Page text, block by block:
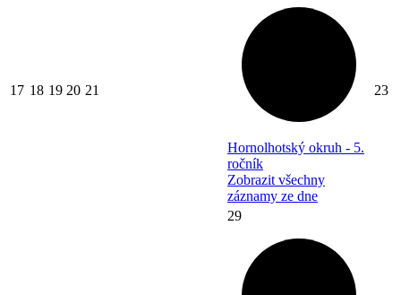
17 18 19 20 21
Hornolhotský okruh - 5.
ročník
Zobrazit všechny
záznamy ze dne
23
29